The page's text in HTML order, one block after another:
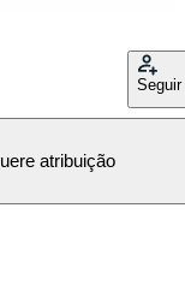
Seguir
atribuição